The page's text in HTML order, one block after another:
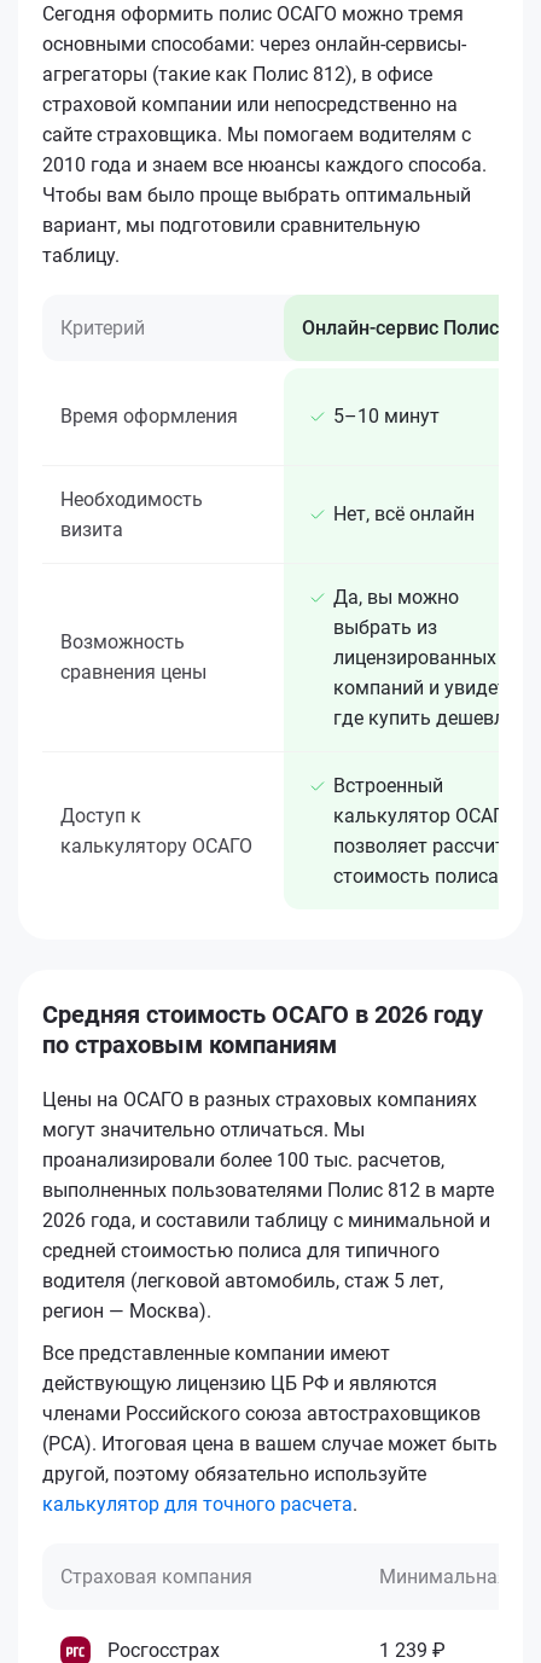
Сегодня оформить полис ОСАГО можно тремя
основными способами: через онлайн-сервисы-
агрегаторы (такие как Полис 812), в офисе
страховой компании или непосредственно на
сайте страховщика. Мы помогаем водителям с
2010 года и знаем все нюансы каждого способа.
Чтобы вам было проще выбрать оптимальный
вариант, мы подготовили сравнительную
таблицу.
Критерий Онлайн-сервис Полис 812
Время оформления 5–10 минут
Необходимость
визита
Нет, всё онлайн
Возможность
сравнения цены
Да, вы можно
выбрать из
лицензированных 15+
компаний и увидеть,
где купить дешевле
Доступ к
калькулятору ОСАГО
Встроенный
калькулятор ОСАГО
позволяет рассчитать
стоимость полиса
Средняя стоимость ОСАГО в 2026 году
по страховым компаниям
Цены на ОСАГО в разных страховых компаниях
могут значительно отличаться. Мы
проанализировали более 100 тыс. расчетов,
выполненных пользователями Полис 812 в марте
2026 года, и составили таблицу с минимальной и
средней стоимостью полиса для типичного
водителя (легковой автомобиль, стаж 5 лет,
регион — Москва).
Все представленные компании имеют
действующую лицензию ЦБ РФ и являются
членами Российского союза автостраховщиков
(РСА). Итоговая цена в вашем случае может быть
другой, поэтому обязательно используйте
калькулятор для точного расчета.
Страховая компания Минимальная
Росгосстрах 1 239 ₽